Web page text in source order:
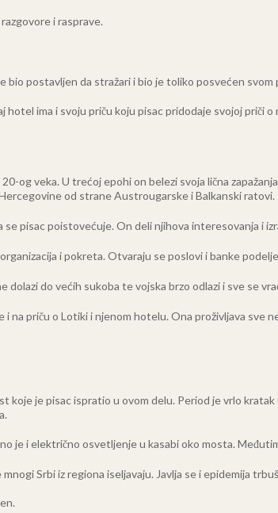
i rasprave.
postavljen da stražari i bio je toliko posvećen
hotel ima i svoju priču koju pisac pridodaje svojoj priči o
og veka. U trećoj epohi on belezi svoja lična
od strane Austrougarske i Balkanski ratovi.
pisac poistovećuje. On deli njihova interesovanja i
i pokreta. Otvaraju se poslovi i banke
do većih sukoba te vojska brzo odlazi i sve se
priču o Lotiki i njenom hotelu. Ona proživljava sve
koje je pisac ispratio u ovom delu. Period je vrlo
je i električno osvetljenje u kasabi oko mosta.
Srbi iz regiona iseljavaju. Javlja se i epidemija